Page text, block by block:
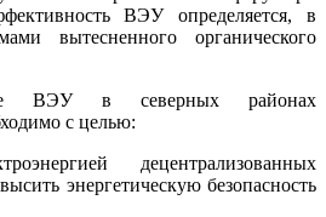
ВЭУ определяется, в
вытесненного органического
ВЭУ в северных районах
с целью:
децентрализованных
энергетическую безопасность